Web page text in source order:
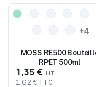
Nouveau
+4
MOSS RE500
RPET 500ml
1,35 €
1,62 € TTC